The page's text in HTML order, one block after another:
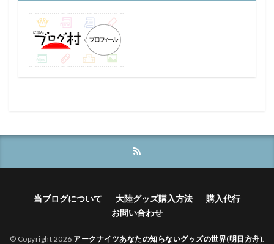
当ブログについて 大陸グッズ購入方法
購入代行
お問い合わせ
© Copyright 2026 アークナイツあなたの知らないグッズの世界(明日方舟).